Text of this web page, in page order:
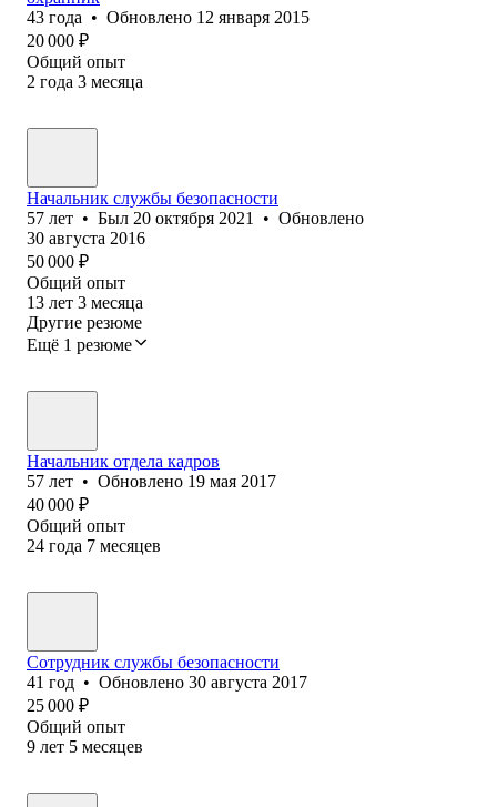
43 года • Обновлено 12 января 2015
20 000 ₽
Общий опыт
2 года 3 месяца
Начальник службы безопасности
57 лет • Был 20 октября 2021 • Обновлено
30 августа 2016
50 000 ₽
Общий опыт
13 лет 3 месяца
Другие резюме
Ещё 1 резюме
Начальник отдела кадров
57 лет • Обновлено 19 мая 2017
40 000 ₽
Общий опыт
24 года 7 месяцев
Сотрудник службы безопасности
41 год • Обновлено 30 августа 2017
25 000 ₽
Общий опыт
9 лет 5 месяцев